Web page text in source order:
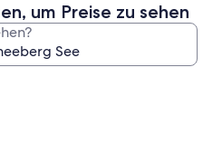
um Preise zu sehen